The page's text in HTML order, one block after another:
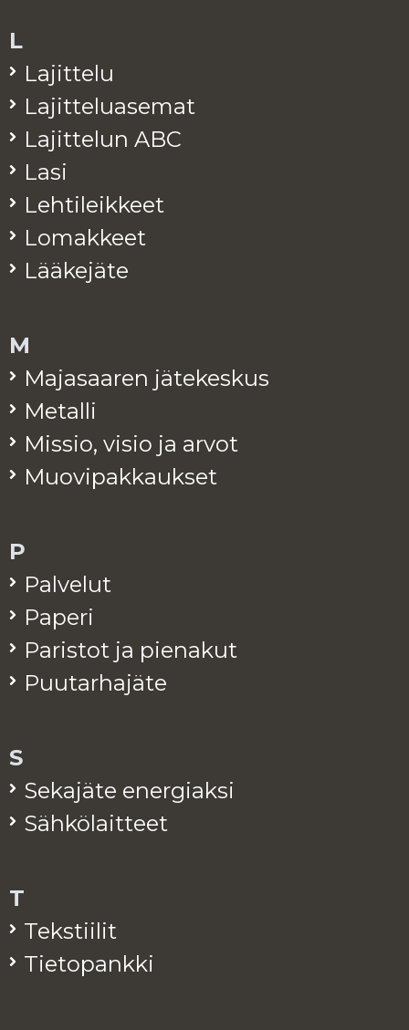
L
La­jit­te­lu
La­jit­te­lua­se­mat
La­jit­te­lun ABC
Lasi
Leh­ti­leik­keet
Lo­mak­keet
Lää­ke­jä­te
M
Ma­ja­saa­ren jä­te­kes­kus
Me­tal­li
Mis­sio, visio ja arvot
Muo­vi­pak­kauk­set
P
Pal­ve­lut
Pa­pe­ri
Pa­ris­tot ja pie­na­kut
Puu­tar­ha­jä­te
S
Se­ka­jä­te ener­giak­si
Säh­kö­lait­teet
T
Teks­tii­lit
Tie­to­pank­ki